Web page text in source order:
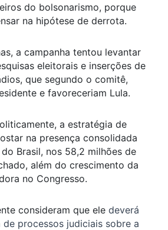
do bolsonarismo, porque
na hipótese de derrota.
a campanha tentou levantar
eleitorais e inserções de
que segundo o comitê,
e favoreceriam Lula.
a estratégia de
na presença consolidada
Brasil, nos 58,2 milhões de
além do crescimento da
no Congresso.
consideram que ele deverá
processos judiciais sobre a